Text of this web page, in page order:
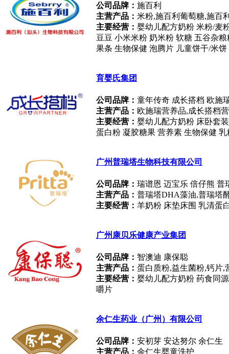
公司品牌： 施百利
主营产品： 米粉,施百利葡萄糖,施百
主要经营： 婴幼儿配方奶粉 米粉/麦
豆豆 小米米粉 奶米粉 软糖 五谷杂
果条 生物保健 泡腾片 儿童饼干/米
育婴氏集团
公司品牌： 童年传奇 成长搭档 欧施
主营产品： 欧施瑞营养品,成长搭档
主要经营： 婴幼儿配方奶粉 床卧套
蛋白粉 凝胶糖果 营养素 生物保健
广州普瑞塔生物科技有限公司
公司品牌： 瑞谱恩 迈宝乐 倍仔熊 普
主营产品： 普瑞塔DHA藻油,普瑞塔
主要经营： 羊奶粉 床垫床围 乳清蛋
广州康贝乐健康产业集团
公司品牌： 智澳迪 康保聪
主营产品： 蛋白质粉,益生菌粉,钙片,
主要经营： 婴幼儿配方奶粉 药食同
嚼片
余仁生药业（广州）有限公司
公司品牌： 安初芽 ​安达努尔 余仁生
主营产品： 余仁生婴童洗护